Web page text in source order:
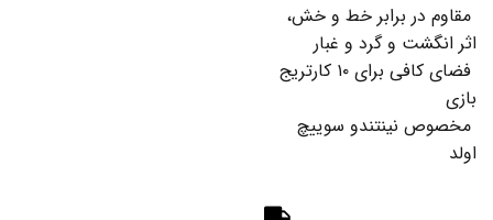
مقاوم در برابر خط و خش،
اثر انگشت و گرد و غبار
فضای کافی برای ۱۰ کارتریج
بازی
مخصوص نینتندو سوییچ
اولد